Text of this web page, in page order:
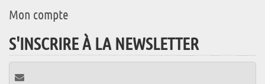
Mon compte
S'INSCRIRE À LA NEWSLETTER